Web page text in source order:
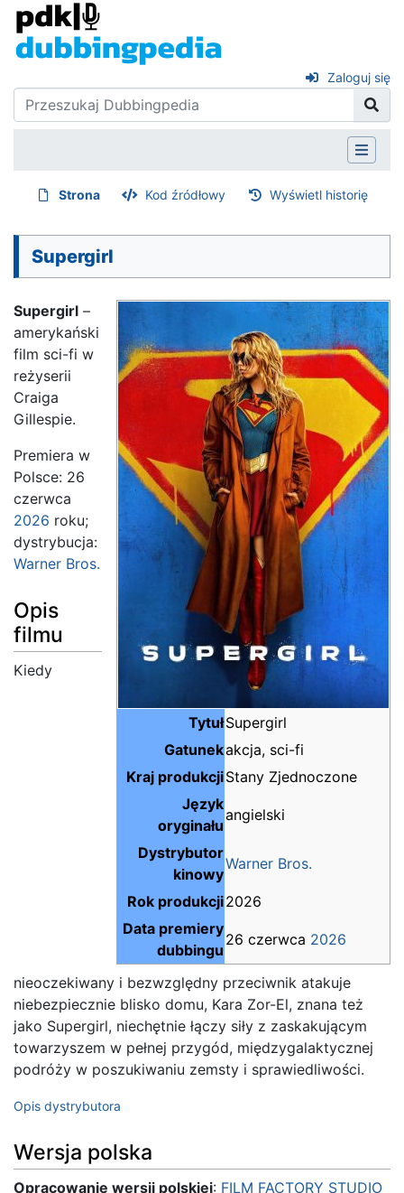
Zaloguj się
Strona Kod źródłowy Wyświetl historię
Supergirl
TytułSupergirl
Gatunekakcja, sci-fi
Kraj produkcjiStany Zjednoczone
Język
oryginału
angielski
Dystrybutor
kinowy
Warner Bros.
Rok produkcji2026
Data premiery
dubbingu
26 czerwca 2026
Supergirl –
amerykański
film sci-fi w
reżyserii
Craiga
Gillespie.
Premiera w
Polsce: 26
czerwca
2026 roku;
dystrybucja:
Warner Bros.
Opis
filmu
Kiedy
nieoczekiwany i bezwzględny przeciwnik atakuje
niebezpiecznie blisko domu, Kara Zor-El, znana też
jako Supergirl, niechętnie łączy siły z zaskakującym
towarzyszem w pełnej przygód, międzygalaktycznej
podróży w poszukiwaniu zemsty i sprawiedliwości.
Opis dystrybutora
Wersja polska
Opracowanie wersji polskiej: FILM FACTORY STUDIO